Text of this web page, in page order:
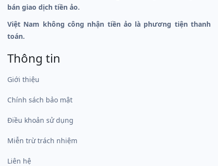
bán giao dịch tiền ảo.
Việt Nam không công nhận tiền ảo là phương tiện thanh
toán.
Thông tin
Giới thiệu
Chính sách bảo mật
Điều khoản sử dụng
Miễn trừ trách nhiệm
Liên hệ